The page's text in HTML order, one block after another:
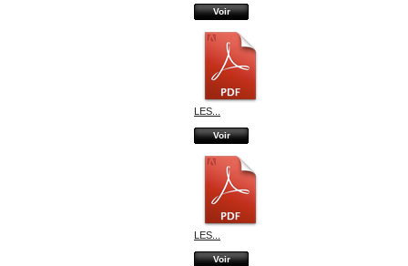
Voir
LES...
Voir
LES...
Voir